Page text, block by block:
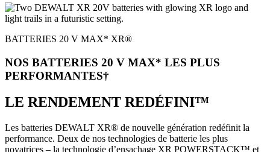
BATTERIES 20 V MAX* XR®
NOS BATTERIES 20 V MAX* LES PLUS
PERFORMANTES†
LE RENDEMENT REDÉFINI™
Les batteries DEWALT XR® de nouvelle génération redéfinit la
performance. Deux de nos technologies de batterie les plus
novatrices – la technologie d’ensachage XR POWERSTACK™ et